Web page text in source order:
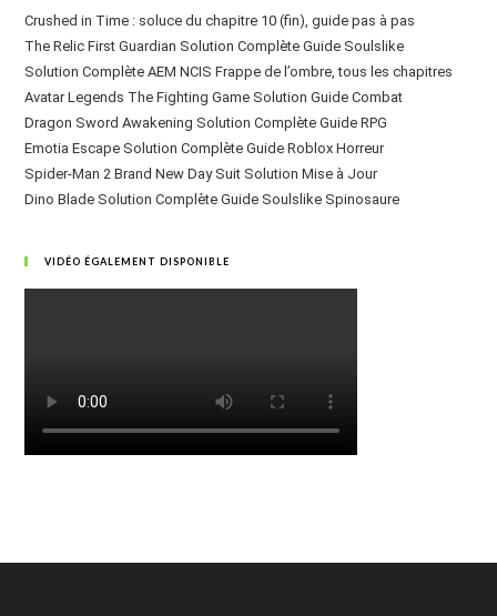
Crushed in Time : soluce du chapitre 10 (fin), guide pas à pas
The Relic First Guardian Solution Complète Guide Soulslike
Solution Complète AEM NCIS Frappe de l’ombre, tous les chapitres
Avatar Legends The Fighting Game Solution Guide Combat
Dragon Sword Awakening Solution Complète Guide RPG
Emotia Escape Solution Complète Guide Roblox Horreur
Spider-Man 2 Brand New Day Suit Solution Mise à Jour
Dino Blade Solution Complète Guide Soulslike Spinosaure
VIDÉO ÉGALEMENT DISPONIBLE